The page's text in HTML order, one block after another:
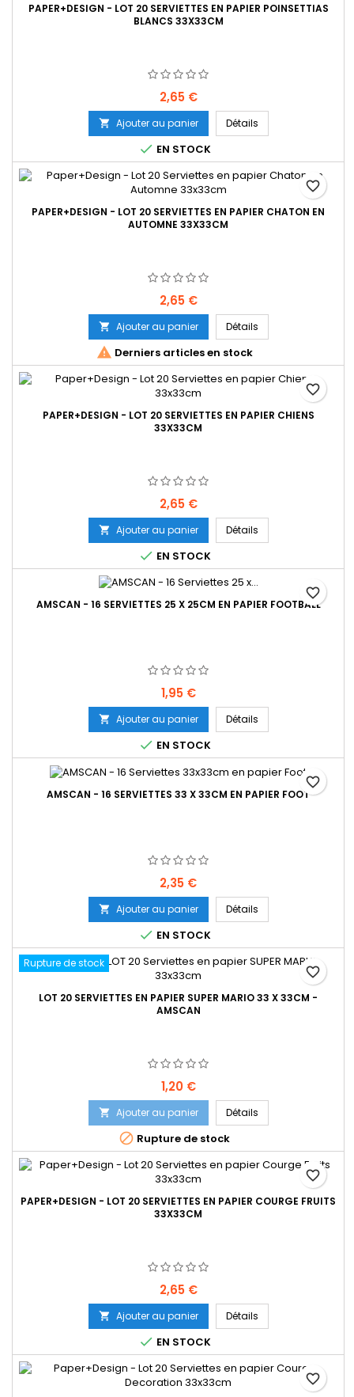
PAPER+DESIGN - LOT 20 SERVIETTES EN PAPIER POINSETTIAS
BLANCS 33X33CM
Prix
2,65 €
 Ajouter au panier Détails
 EN STOCK
PAPER+DESIGN - LOT 20 SERVIETTES EN PAPIER CHATON EN
AUTOMNE 33X33CM
Prix
2,65 €
 Ajouter au panier Détails
 Derniers articles en stock
favorite_border
PAPER+DESIGN - LOT 20 SERVIETTES EN PAPIER CHIENS
33X33CM
Prix
2,65 €
 Ajouter au panier Détails
 EN STOCK
favorite_border
AMSCAN - 16 SERVIETTES 25 X 25CM EN PAPIER FOOTBALL
Prix
1,95 €
 Ajouter au panier Détails
 EN STOCK
favorite_border
AMSCAN - 16 SERVIETTES 33 X 33CM EN PAPIER FOOT
Prix
2,35 €
 Ajouter au panier Détails
 EN STOCK
favorite_border
Rupture de stock
LOT 20 SERVIETTES EN PAPIER SUPER MARIO 33 X 33CM -
AMSCAN
Prix
1,20 €
 Ajouter au panier Détails
 Rupture de stock
favorite_border
PAPER+DESIGN - LOT 20 SERVIETTES EN PAPIER COURGE FRUITS
33X33CM
Prix
2,65 €
 Ajouter au panier Détails
 EN STOCK
favorite_border
favorite_border